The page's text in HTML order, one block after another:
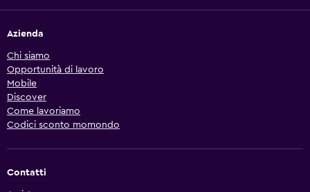
Azienda
Chi siamo
Opportunità di lavoro
Mobile
Discover
Come lavoriamo
Codici sconto momondo
Contatti